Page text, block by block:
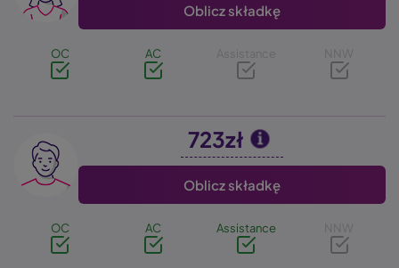
Oblicz składkę
OC AC Assistance NNW
Image 723zł
Oblicz składkę
OC AC Assistance NNW